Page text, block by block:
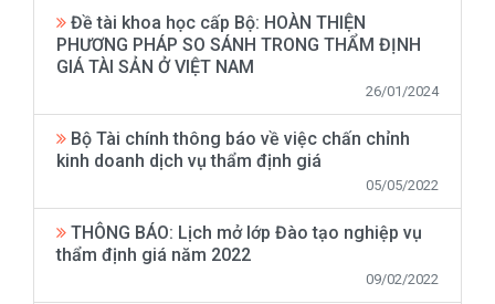
Đề tài khoa học cấp Bộ: HOÀN THIỆN
PHƯƠNG PHÁP SO SÁNH TRONG THẨM ĐỊNH
GIÁ TÀI SẢN Ở VIỆT NAM
Bộ Tài chính thông báo về việc chấn chỉnh
kinh doanh dịch vụ thẩm định giá
THÔNG BÁO: Lịch mở lớp Đào tạo nghiệp vụ
thẩm định giá năm 2022